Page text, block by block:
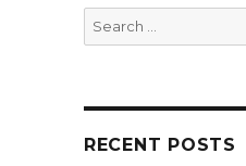
Search
for:
RECENT POSTS